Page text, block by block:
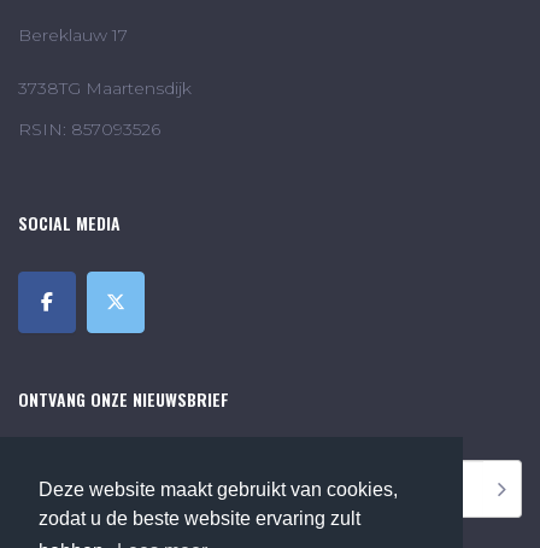
Deze website maakt gebruikt van cookies,
zodat u de beste website ervaring zult
Bereklauw 17
3738TG Maartensdijk
RSIN: 857093526
SOCIAL MEDIA
ONTVANG ONZE NIEUWSBRIEF